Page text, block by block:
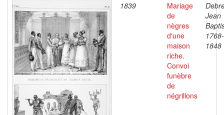
1839
Mariage
de
nègres
d'une
maison
riche.
Convoi
funèbre
de
négrillons
Jean
1768-
1848